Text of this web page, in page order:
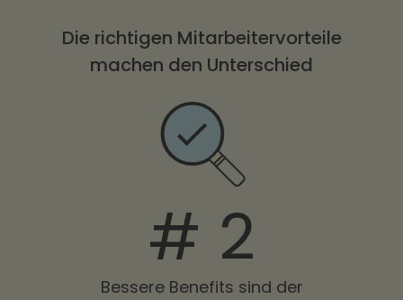
Die richtigen Mitarbeitervorteile
machen den Unterschied
# 2
Bessere Benefits sind der